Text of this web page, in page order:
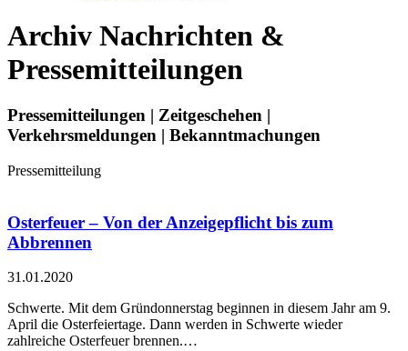
Archiv Nachrichten &
Pressemitteilungen
Pressemitteilungen | Zeitgeschehen |
Verkehrsmeldungen | Bekanntmachungen
Pressemitteilung
Osterfeuer – Von der Anzeigepflicht bis zum
Abbrennen
31.01.2020
Schwerte. Mit dem Gründonnerstag beginnen in diesem Jahr am 9.
April die Osterfeiertage. Dann werden in Schwerte wieder
zahlreiche Osterfeuer brennen.…